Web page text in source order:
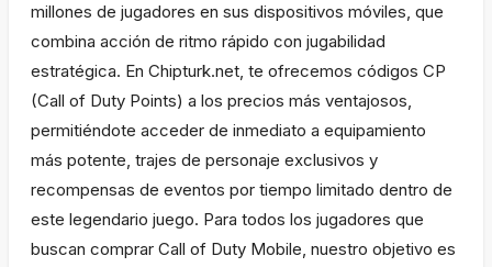
millones de jugadores en sus dispositivos móviles, que
combina acción de ritmo rápido con jugabilidad
estratégica. En Chipturk.net, te ofrecemos códigos CP
(Call of Duty Points) a los precios más ventajosos,
permitiéndote acceder de inmediato a equipamiento
más potente, trajes de personaje exclusivos y
recompensas de eventos por tiempo limitado dentro de
este legendario juego. Para todos los jugadores que
buscan comprar Call of Duty Mobile, nuestro objetivo es